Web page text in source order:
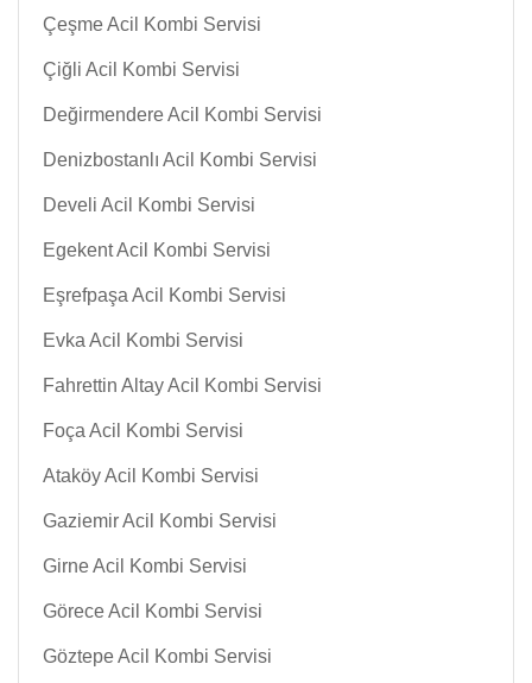
Çeşme Acil Kombi Servisi
Çiğli Acil Kombi Servisi
Değirmendere Acil Kombi Servisi
Denizbostanlı Acil Kombi Servisi
Develi Acil Kombi Servisi
Egekent Acil Kombi Servisi
Eşrefpaşa Acil Kombi Servisi
Evka Acil Kombi Servisi
Fahrettin Altay Acil Kombi Servisi
Foça Acil Kombi Servisi
Ataköy Acil Kombi Servisi
Gaziemir Acil Kombi Servisi
Girne Acil Kombi Servisi
Görece Acil Kombi Servisi
Göztepe Acil Kombi Servisi